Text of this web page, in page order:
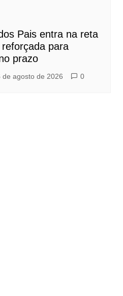
Pais entra na reta
para
prazo
de agosto de 2026 0